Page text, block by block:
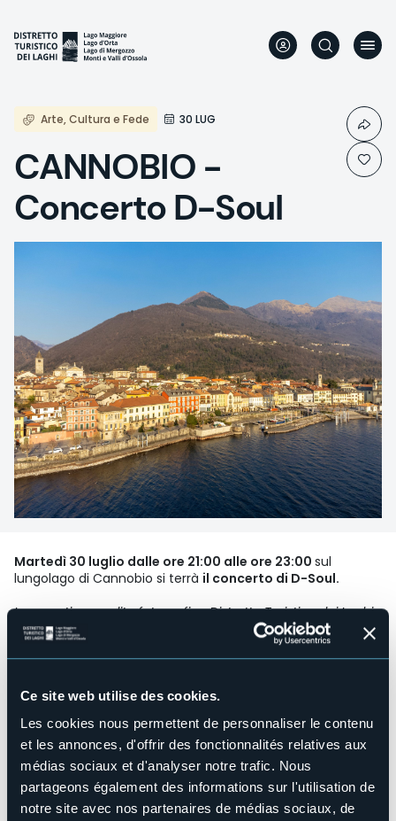
Ce site web utilise des cookies.
Les cookies nous permettent de personnaliser le contenu
et les annonces, d'offrir des fonctionnalités relatives aux
médias sociaux et d'analyser notre trafic. Nous
partageons également des informations sur l'utilisation de
notre site avec nos partenaires de médias sociaux, de
contenu
principal
Arte, Cultura e Fede 30 LUG
CANNOBIO -
Concerto D-Soul
Martedì 30 luglio dalle ore 21:00 alle ore 23:00 sul
lungolago di Cannobio si terrà il concerto di D-Soul.
In copertina credito fotografico Distretto Turistico dei Laghi,
ph: Marco Benedetto Cerini.
In caso di pioggia la serata verrà annullata.
Lungolago
Téléphone
+39 0323 71212 (IAT)
E-mail
info@turismocannobio.it